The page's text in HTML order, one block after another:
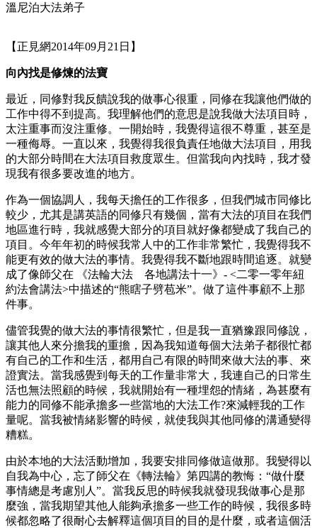
溫尼泊大法弟子
【正見網2014年09月21日】
向內找是修煉的法寶
最近，同修對我反饋說我的做事心很重，同修在我讓他們做的
工作中得不到提高。我理解他們的意思是說我做大法項目時，
太注重事而沒注重修。一開始時，我覺得這很不尊重，甚至是
一種侮辱。一直以來，我覺得我很負責任地做大法項目，用我
的大部分時間在大法項目救度眾生。但當我向內找時，我才發
現我有很多要改進的地方。
作為一個協調人，我每天擔任的工作很多，但我們城市同修比
較少，尤其是講英語的同修只有幾個，當有大法的項目在我們
地區進行時，我就感覺大部分的項目就好像都變成了我自己的
項目。今年年初的時候我常人中的工作非常繁忙，我覺得我不
能更有效的做大法的事情。我覺得我不斷地跟時間追逐。就變
成了像師父在 《法輪大法 各地講法十一》- <二零一零年紐
約法會講法>中描述的“熊瞎子劈苞米”。做了這件事顧不上那
件事。
儘管我覺的做大法的事情很繁忙，但是我一直猶豫跟同修說，
讓其他人來分擔我的重擔，因為我知道每個大法弟子都很忙都
有自己的工作和生活，都用自己有限的時間來做大法的事、來
證實法。當我感覺到每天的工作量非常大，我連自己的日常生
活也無法照顧的時候，我就開始有一種埋怨的情緒，為甚麼有
能力的同修不能承擔多一些當地的大法工作?來減輕我的工作
量呢。當我被情緒影響的時候，就使我與其他同修的溝通變得
糟糕。
由於本地的大法活動增加，我要安排同修做這做那。我變得以
自我為中心，忘了師父在《轉法輪》第四講的教悔：“做什麼
事情總是考慮別人”。當我反思的時候我就發現我做事心是那
麼強，當我期望其他人能夠承擔多一些工作的時候，我很多時
候都忽略了很耐心去解釋這個項目的目的是什麼，或者這個活